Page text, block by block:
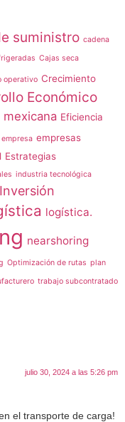
suministro cadena
Cajas seca
operativo Crecimiento
Económico
Eficiencia
empresa empresas
Estrategias
industria tecnológica
Inversión
logística.
nearshoring
Optimización de rutas plan
trabajo subcontratado
julio 30, 2024 a las 5:26 pm
el transporte de carga!